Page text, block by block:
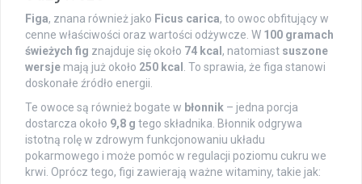
Figa, znana również jako Ficus carica, to owoc obfitujący w
cenne właściwości oraz wartości odżywcze. W 100 gramach
świeżych fig znajduje się około 74 kcal , natomiast suszone
wersje mają już około 250 kcal
. To sprawia, że figa stanowi
doskonałe źródło energii.
Te owoce są również bogate w błonnik – jedna porcja
dostarcza około 9,8 g tego składnika. Błonnik odgrywa
istotną rolę w zdrowym funkcjonowaniu układu
pokarmowego i może pomóc w regulacji poziomu cukru we
krwi. Oprócz tego, figi zawierają ważne witaminy, takie jak: